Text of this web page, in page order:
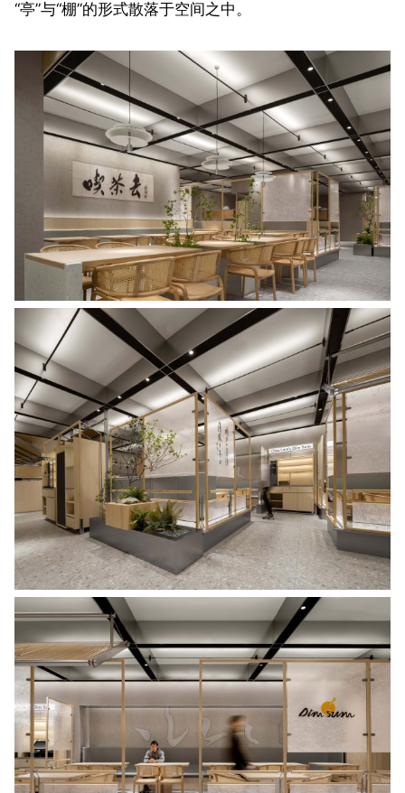
“亭”与“棚”的形式散落于空间之中。